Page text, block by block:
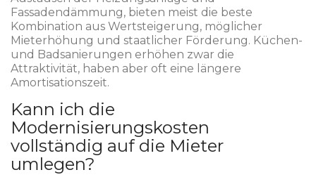
Fassadendämmung, bieten meist die beste
Kombination aus Wertsteigerung, möglicher
Mieterhöhung und staatlicher Förderung. Küchen-
und Badsanierungen erhöhen zwar die
Attraktivität, haben aber oft eine längere
Amortisationszeit.
Kann ich die
Modernisierungskosten
vollständig auf die Mieter
umlegen?